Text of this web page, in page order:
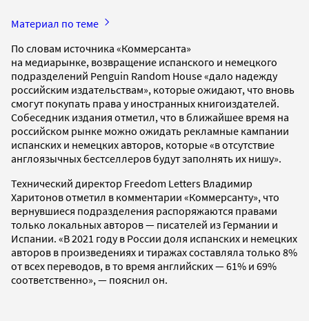
Материал по теме
По словам источника «Коммерсанта»
на медиарынке, возвращение испанского и немецкого
подразделений Penguin Random House «дало надежду
российским издательствам», которые ожидают, что вновь
смогут покупать права у иностранных книгоиздателей.
Собеседник издания отметил, что в ближайшее время на
российском рынке можно ожидать рекламные кампании
испанских и немецких авторов, которые «в отсутствие
англоязычных бестселлеров будут заполнять их нишу».
Технический директор Freedom Letters Владимир
Харитонов отметил в комментарии «Коммерсанту», что
вернувшиеся подразделения распоряжаются правами
только локальных авторов — писателей из Германии и
Испании. «В 2021 году в России доля испанских и немецких
авторов в произведениях и тиражах составляла только 8%
от всех переводов, в то время английских — 61% и 69%
соответственно», — пояснил он.